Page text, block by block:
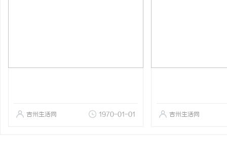
吉州生活网 1970-01-01 吉州生活网